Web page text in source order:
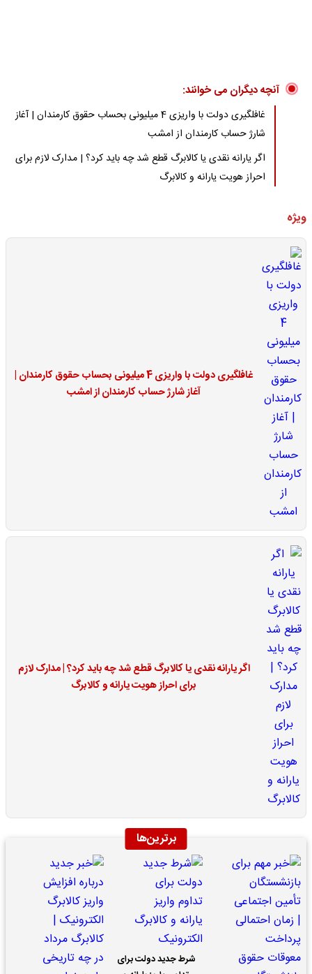
آنچه دیگران می خوانند:
غافلگیری دولت با واریزی 4 میلیونی بحساب حقوق کارمندان | آغاز
شارژ حساب کارمندان از امشب
اگر یارانه نقدی یا کالابرگ قطع شد چه باید کرد؟ | مدارک لازم برای
احراز هویت یارانه و کالابرگ
ویژه
غافلگیری دولت با واریزی 4 میلیونی بحساب حقوق کارمندان |
آغاز شارژ حساب کارمندان از امشب
اگر یارانه نقدی یا کالابرگ قطع شد چه باید کرد؟ | مدارک لازم
برای احراز هویت یارانه و کالابرگ
برترین‌ها
شرط جدید دولت برای